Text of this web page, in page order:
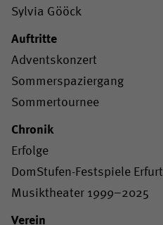
Sylvia Gööck
Auftritte
Adventskonzert
Sommerspaziergang
Sommertournee
Chronik
Erfolge
DomStufen-Festspiele Erfurt
Musiktheater 1999–2025
Verein